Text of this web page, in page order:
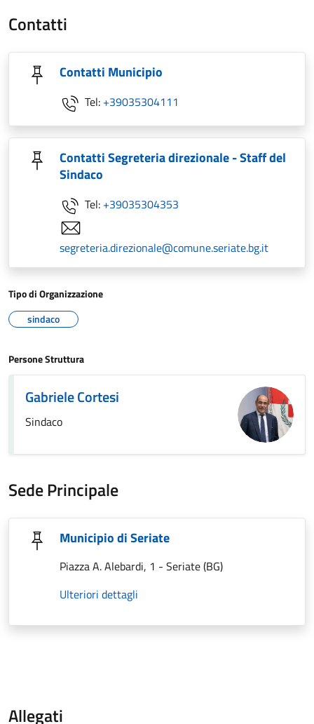
Contatti
Contatti Municipio
Tel: +39035304111
Contatti Segreteria direzionale - Staff del
Sindaco
Tel: +39035304353
segreteria.direzionale@comune.seriate.bg.it
Tipo di Organizzazione
sindaco
Persone Struttura
Gabriele Cortesi
Sindaco
Sede Principale
Municipio di Seriate
Piazza A. Alebardi, 1 - Seriate (BG)
Ulteriori dettagli
Allegati